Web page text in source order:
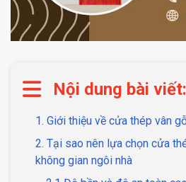
Nội dung bài viết:
1. Giới thiệu về cửa thép vân
2. Tại sao nên lựa chọn cửa
không gian ngôi nhà